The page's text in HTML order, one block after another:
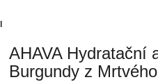
AHAVA Hydratační
Burgundy z